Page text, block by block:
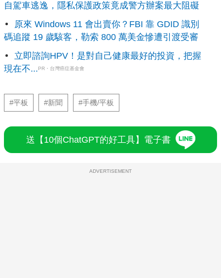
自駕車逃逸，隱私保護政策竟成警方辦案最大阻礙
原來 Windows 11 會出賣你？FBI 靠 GDID 識別
碼追蹤 19 歲駭客，勒索 800 萬美金慘遭引渡受審
立即諮詢HPV！是對自己健康最好的投資，把握
現在不...PR・台灣癌症基金會
#平板 #新聞 #手機/平板
送【10個ChatGPT的好工具】電子書
ADVERTISEMENT